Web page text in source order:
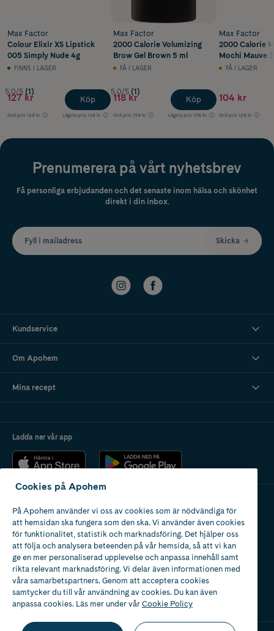
Max Factor
Colour Elixir XS Lipstick
005 Simply Nude 4g
FINNS I LAGER
5.0/5 (1)
127 kr
Ord.pris 149 kr Lägsta pris 148 kr
Köp
Max Factor
2000 Calorie Volumizing
Brow Gel Brown 5 ml
FÅ I LAGER
5.0/5 (1)
118 kr
Ord.pris 139 kr Lägsta pris 138 kr
Köp
Max Factor
2000 Calorie
Mochi Mauve
FÅ I LAGER
104 kr
Ord.pris 129 kr
Prenumerera på vårt nyhetsbrev
Få personliga erbjudanden och det senaste inom hälsa och skönhet
direkt i din inbox.
Fyll i mailadress Skicka
Kundservice
Om Apohem
Mina recept
Ladda ner vår app
Apotek med tillstånd
av Läkemedelsverket
Cookies på Apohem
På Apohem använder vi oss av cookies som är nödvändiga för
att hemsidan ska fungera som den ska. Vi använder även cookies
för funktionalitet, statistik och marknadsföring. Det hjälper oss
att följa och analysera beteenden på vår hemsida, så att vi kan
ge en mer personaliserad upplevelse och anpassa innehåll samt
rikta relevant marknadsföring. Vi delar även informationen med
våra samarbetspartners. Genom att acceptera cookies
samtycker du till vår användning av cookies. Du kan även
anpassa cookies. Läs mer under vårCookie Policy